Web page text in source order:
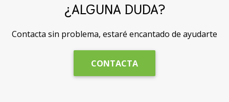
¿ALGUNA DUDA?
Contacta sin problema, estaré encantado de ayudarte
CONTACTA